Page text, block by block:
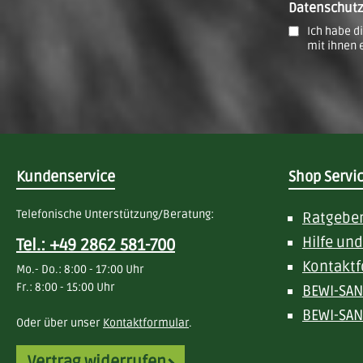
Datenschutz
Ich habe
mit ihnen
Shop
Hilfe
BEWI-
BEWI-
Kundenservice
Telefonische Unterstützung/Beratung:
Tel.: +49 2862 581-700
Mo.- Do.: 8:00 - 17:00 Uhr
Fr.: 8:00 - 15:00 Uhr
Oder über unser Kontaktformular.